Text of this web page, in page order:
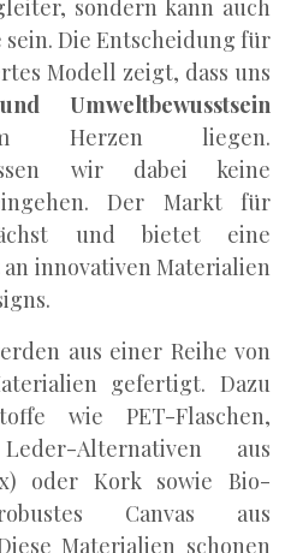
sondern kann auch
Die Entscheidung für
Modell zeigt, dass uns
Umweltbewusstsein
Herzen liegen.
wir dabei keine
Der Markt für
und bietet eine
innovativen Materialien
aus einer Reihe von
gefertigt. Dazu
wie PET-Flaschen,
Alternativen aus
oder Kork sowie Bio-
Canvas aus
Materialien schonen